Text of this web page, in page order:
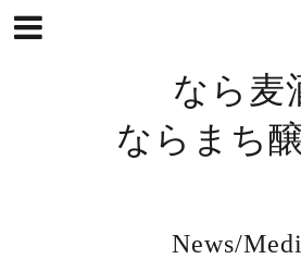
なら麦
ならまち
News/